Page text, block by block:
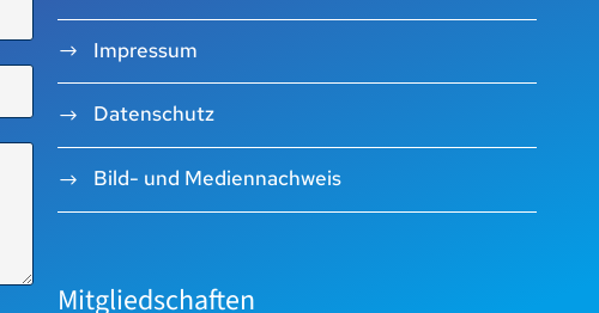
Impressum
Datenschutz
Bild- und Mediennachweis
Mitgliedschaften